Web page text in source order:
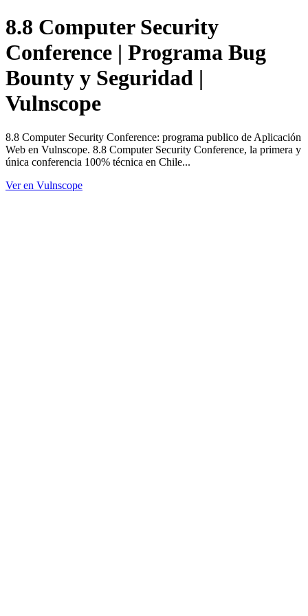
8.8 Computer Security
Conference | Programa Bug
Bounty y Seguridad |
Vulnscope
8.8 Computer Security Conference: programa publico de Aplicación
Web en Vulnscope. 8.8 Computer Security Conference, la primera y
única conferencia 100% técnica en Chile...
Ver en Vulnscope